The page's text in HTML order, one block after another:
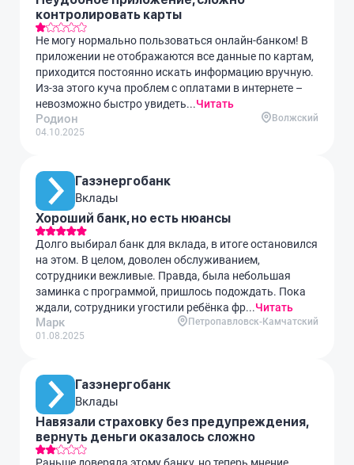
контролировать карты
Не могу нормально пользоваться онлайн-банком! В
приложении не отображаются все данные по картам,
приходится постоянно искать информацию вручную.
Из-за этого куча проблем с оплатами в интернете –
невозможно быстро увидеть...Читать
Родион
04.10.2025
Волжский
Газэнергобанк
Вклады
Хороший банк, но есть нюансы
Долго выбирал банк для вклада, в итоге остановился
на этом. В целом, доволен обслуживанием,
сотрудники вежливые. Правда, была небольшая
заминка с программой, пришлось подождать. Пока
ждали, сотрудники угостили ребёнка фр...Читать
Марк
01.08.2025
Петропавловск-Камчатский
Газэнергобанк
Вклады
Навязали страховку без предупреждения,
вернуть деньги оказалось сложно